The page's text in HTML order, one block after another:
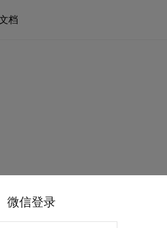
档
微信登录